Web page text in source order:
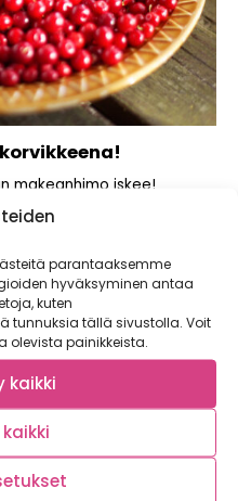
parantaaksemme
hyväksyminen antaa
kuten
tunnuksia tällä sivustolla. Voit
painikkeista.
kaikki
makeanhimo iskee!
herkullinen luonnon
uutiskirje